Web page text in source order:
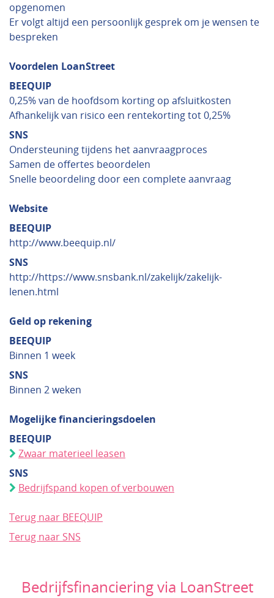
opgenomen
Er volgt altijd een persoonlijk gesprek om je wensen te
bespreken
Voordelen LoanStreet
BEEQUIP
0,25% van de hoofdsom korting op afsluitkosten
Afhankelijk van risico een rentekorting tot 0,25%
SNS
Ondersteuning tijdens het aanvraagproces
Samen de offertes beoordelen
Snelle beoordeling door een complete aanvraag
Website
BEEQUIP
http://www.beequip.nl/
SNS
http://https://www.snsbank.nl/zakelijk/zakelijk-
lenen.html
Geld op rekening
BEEQUIP
Binnen 1 week
SNS
Binnen 2 weken
Mogelijke financieringsdoelen
BEEQUIP
Zwaar materieel leasen
SNS
Bedrijfspand kopen of verbouwen
Terug naar BEEQUIP
Terug naar SNS
Bedrijfsfinanciering via LoanStreet